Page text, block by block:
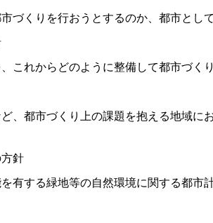
くりを行おうとするのか、都市とし
れからどのように整備して都市づく
、都市づくり上の課題を抱える地域
針
有する緑地等の自然環境に関する都